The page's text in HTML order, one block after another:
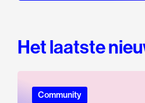
Het laatste
Community